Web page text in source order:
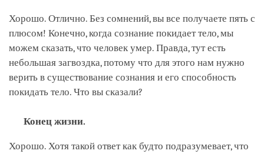
Хорошо. Отлично. Без сомнений, вы все получаете пять с
плюсом! Конечно, когда сознание покидает тело, мы
можем сказать, что человек умер. Правда, тут есть
небольшая загвоздка, потому что для этого нам нужно
верить в существование сознания и его способность
покидать тело. Что вы сказали?
Конец жизни.
Хорошо. Хотя такой ответ как будто подразумевает, что